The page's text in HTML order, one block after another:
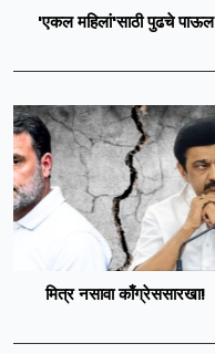
'एकल महिलां'साठी पुढचे पाऊल
मित्र नसावा काँग्रेससारखा!